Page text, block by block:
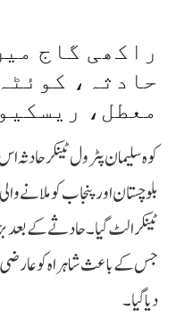
راکھی گاج
حادثہ،
معطل،
کوہ سلیمان پٹرول ٹینکر
بلوچستان اور پنجاب کو ملانے
ٹینکر الٹ گیا۔ حادثے کے
جس کے باعث شاہراہ کو عارضی
دیا گیا۔